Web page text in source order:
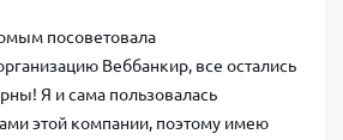
посоветовала
Веббанкир, все остались
Я и сама пользовалась
этой компании, поэтому имею